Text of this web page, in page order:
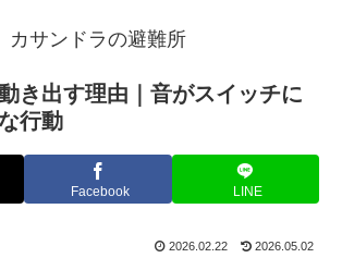
カサンドラの避難所
き出す理由｜音がスイッチに
行動
Facebook LINE
2026.02.22 2026.05.02